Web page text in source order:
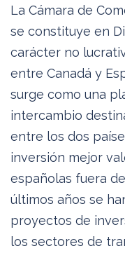
La Cámara de
se constituye en
carácter no
entre Canadá y
surge como una
intercambio
entre los dos
inversión mejor
españolas fuera
últimos años se
proyectos de
los sectores de